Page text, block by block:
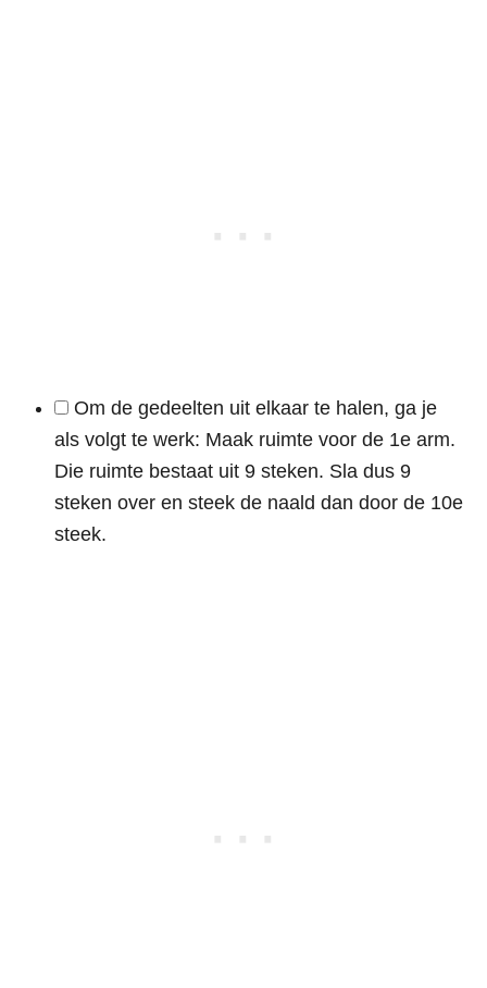
Om de gedeelten uit elkaar te halen, ga je
als volgt te werk: Maak ruimte voor de 1e arm.
Die ruimte bestaat uit 9 steken. Sla dus 9
steken over en steek de naald dan door de 10e
steek.